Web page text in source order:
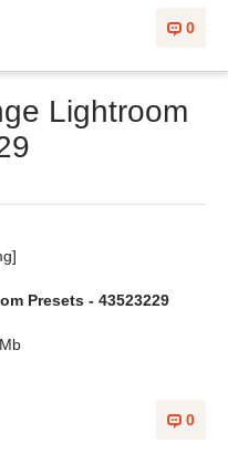
0
Lightroom
Presets - 43523229
0